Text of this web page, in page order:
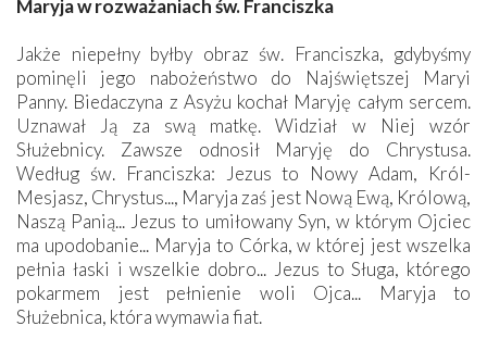
Maryja w rozważaniach św. Franciszka
Jakże niepełny byłby obraz św. Franciszka, gdybyśmy
pominęli jego nabożeństwo do Najświętszej Maryi
Panny. Biedaczyna z Asyżu kochał Maryję całym sercem.
Uznawał Ją za swą matkę. Widział w Niej wzór
Służebnicy. Zawsze odnosił Maryję do Chrystusa.
Według św. Franciszka: Jezus to Nowy Adam, Król-
Mesjasz, Chrystus..., Maryja zaś jest Nową Ewą, Królową,
Naszą Panią... Jezus to umiłowany Syn, w którym Ojciec
ma upodobanie... Maryja to Córka, w której jest wszelka
pełnia łaski i wszelkie dobro... Jezus to Sługa, którego
pokarmem jest pełnienie woli Ojca... Maryja to
Służebnica, która wymawia fiat.